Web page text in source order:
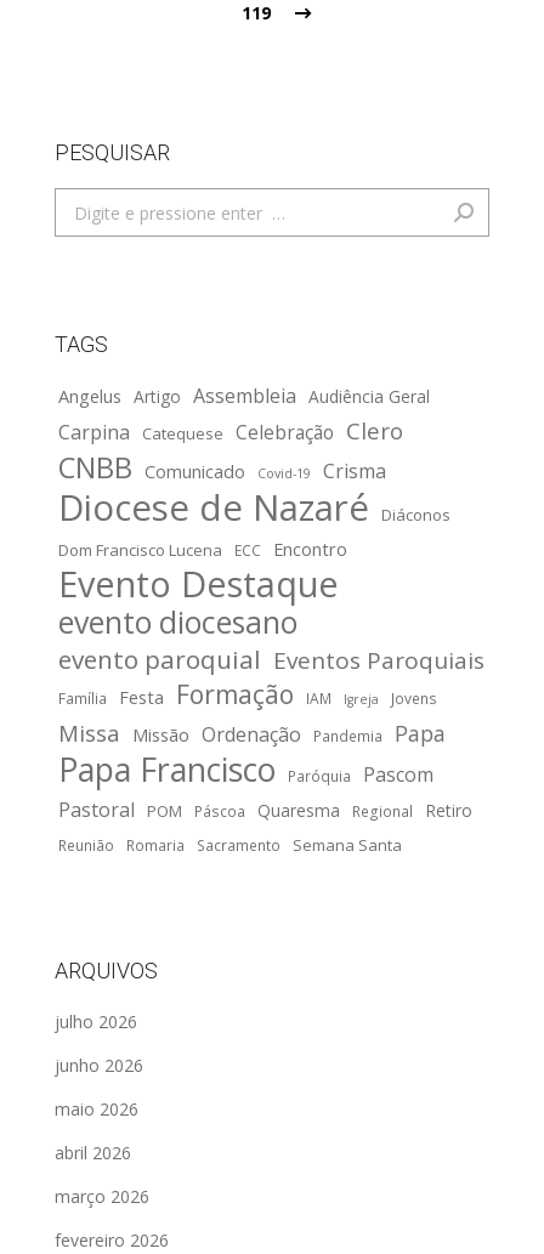
119
PESQUISAR
Search:
TAGS
Angelus Artigo Assembleia Audiência Geral
Carpina Catequese Celebração Clero
CNBB Comunicado Covid-19 Crisma
Diocese de Nazaré
Diáconos
Dom Francisco Lucena
ECC Encontro
Evento Destaque
evento diocesano
evento paroquial Eventos Paroquiais
Família Festa Formação IAM Igreja Jovens
Missa Missão Ordenação Pandemia Papa
Papa Francisco Paróquia
Pascom
Pastoral
POM Páscoa Quaresma Regional Retiro
Reunião Romaria Sacramento Semana Santa
ARQUIVOS
julho 2026
junho 2026
maio 2026
abril 2026
março 2026
fevereiro 2026